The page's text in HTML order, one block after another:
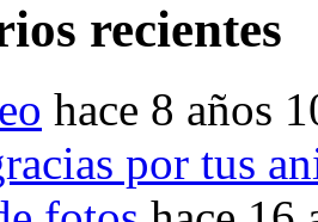
recientes
hace 8 años
por tus